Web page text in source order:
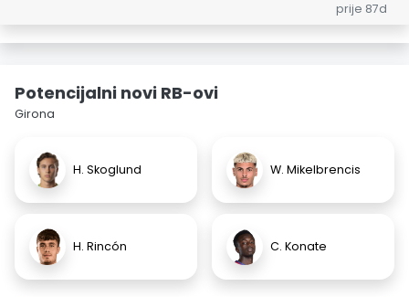
prije 87d
Potencijalni novi RB-ovi
Girona
H. Skoglund W. Mikelbrencis
H. Rincón C. Konate